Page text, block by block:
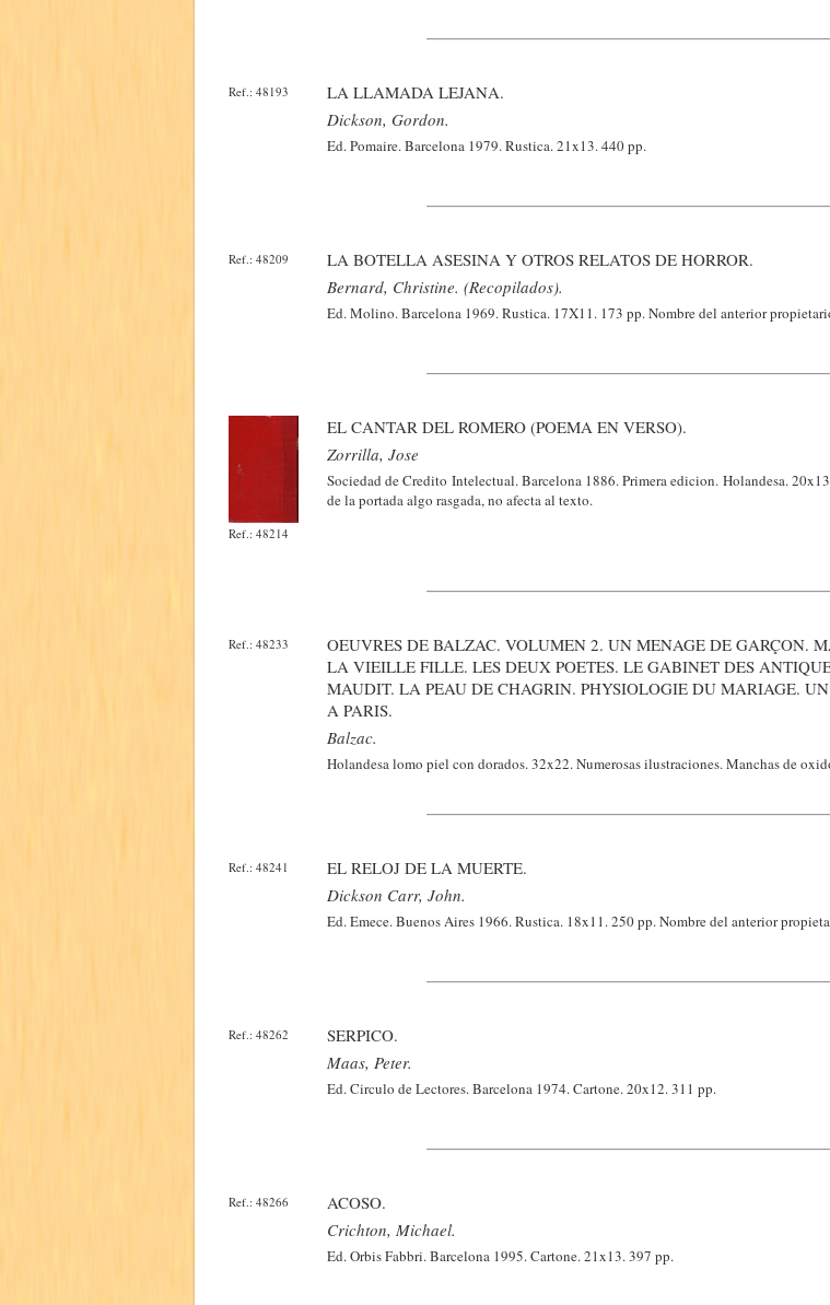
Ref.: 48193
LA LLAMADA LEJANA.
Dickson, Gordon.
Ed. Pomaire. Barcelona 1979. Rustica. 21x13. 440 pp.
Ref.: 48209
LA BOTELLA ASESINA Y OTROS RELATOS DE HORROR.
Bernard, Christine. (Recopilados).
Ed. Molino. Barcelona 1969. Rustica. 17X11. 173 pp. Nombre del anterior
Ref.: 48214
EL CANTAR DEL ROMERO (POEMA EN VERSO).
Zorrilla, Jose
Sociedad de Credito Intelectual. Barcelona 1886. Primera edicion. Holandesa.
de la portada algo rasgada, no afecta al texto.
Ref.: 48233
OEUVRES DE BALZAC. VOLUMEN 2. UN MENAGE DE GARÇON.
LA VIEILLE FILLE. LES DEUX POETES. LE GABINET DES
MAUDIT. LA PEAU DE CHAGRIN. PHYSIOLOGIE DU MARIAGE.
A PARIS.
Balzac.
Holandesa lomo piel con dorados. 32x22. Numerosas ilustraciones. Manchas de
Ref.: 48241
EL RELOJ DE LA MUERTE.
Dickson Carr, John.
Ed. Emece. Buenos Aires 1966. Rustica. 18x11. 250 pp. Nombre del anterior
Ref.: 48262
SERPICO.
Maas, Peter.
Ed. Circulo de Lectores. Barcelona 1974. Cartone. 20x12. 311 pp.
Ref.: 48266
ACOSO.
Crichton, Michael.
Ed. Orbis Fabbri. Barcelona 1995. Cartone. 21x13. 397 pp.